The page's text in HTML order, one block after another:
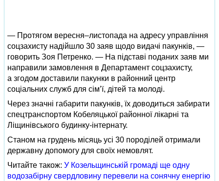
— Протягом вересня–листопада на адресу управління
соцзахисту надійшло 30 заяв щодо видачі пакунків, —
говорить Зоя Петренко. — На підставі поданих заяв ми
направили замовлення в Департамент соцзахисту,
а згодом доставили пакунки в районний центр
соціальних служб для сім’ї, дітей та молоді.
Через значні габарити пакунків, їх доводиться забирати
спецтранспортом Кобеляцької районної лікарні та
Ліщинівського будинку-інтернату.
Станом на грудень місяць усі 30 породілей отримали
державну допомогу для своїх немовлят.
Читайте також: У Козельщинській громаді ще одну
водозабірну свердловину перевели на сонячну енергію